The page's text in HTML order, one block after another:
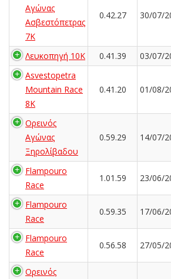
Αγώνας
Ασβεστόπετρας
7K
0.42.27 30/07/
Λευκοπηγή 10K 0.41.39 03/07/
Asvestopetra
Mountain Race
8K
0.41.20 01/08/
Ορεινός
Αγώνας
Ξηρολίβαδου
0.59.29 14/07/
Flampouro
Race
1.01.59 23/06/
Flampouro
Race
0.59.35 17/06/
Flampouro
Race
0.56.58 27/05/
Ορεινός